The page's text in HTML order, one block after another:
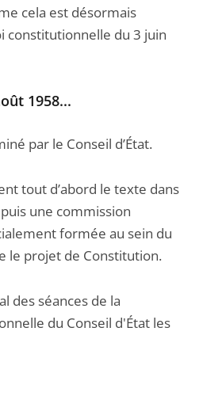
cela est désormais
constitutionnelle du 3 juin
1958...
par le Conseil d’État.
tout d’abord le texte dans
une commission
formée au sein du
le projet de Constitution.
des séances de la
du Conseil d'État les